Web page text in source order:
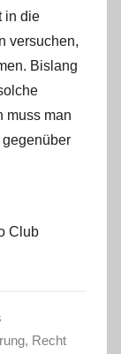
in die
versuchen,
Bislang
muss man
Club
, Recht